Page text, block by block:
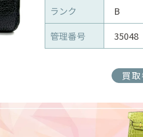
ランク
B
管理番号
35048
買